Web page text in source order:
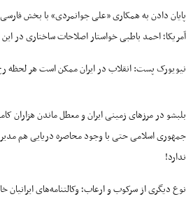
پایان دادن به همکاری «علی جوانمردی» با بخش
آمریکا؛ احمد باطبی خواستار اصلاحات ساختاری در
نیویورک پست: انقلاب در ایران ممکن است هر لحظه
بلبشو در مرزهای زمینی ایران و معطل ماندن هزاران
جمهوری اسلامی حتی با وجود محاصره دریایی هم
ندارد!
نوع دیگری از سرکوب و ارعاب؛ وکالتنامه‌های ایرانیان